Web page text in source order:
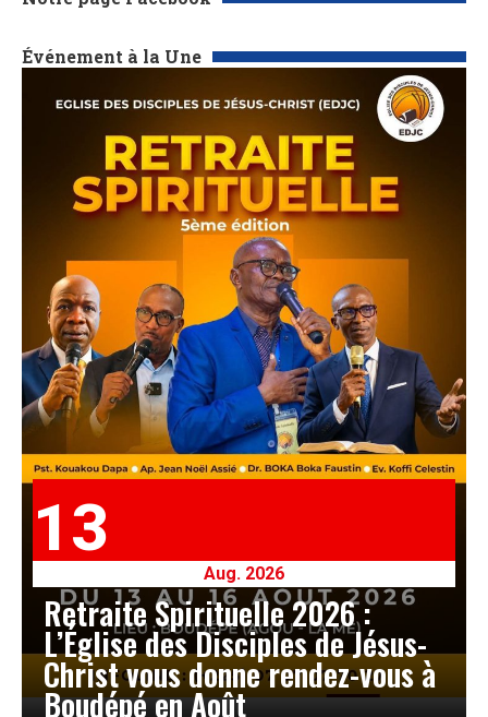
Événement à la Une
13
Aug. 2026
Retraite Spirituelle 2026 :
L’Église des Disciples de Jésus-
Christ vous donne rendez-vous à
Boudépé en Août